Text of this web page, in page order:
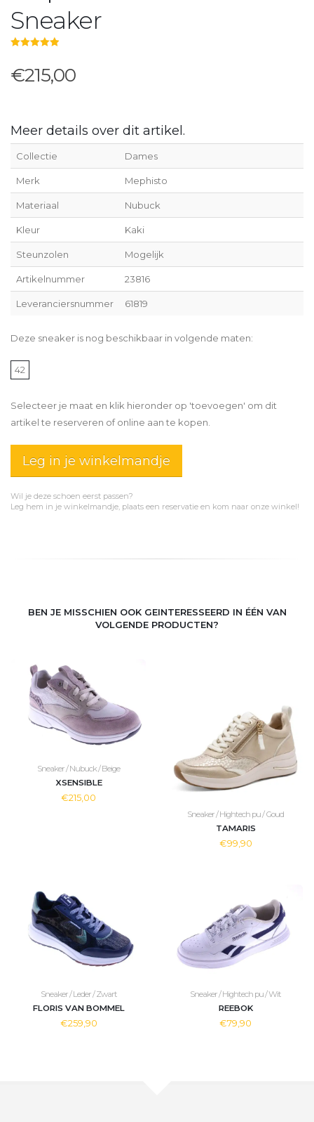
Sneaker
€215,00
Meer details over dit artikel.
Collectie Dames
Merk Mephisto
Materiaal Nubuck
Kleur Kaki
Steunzolen Mogelijk
Artikelnummer 23816
Leveranciersnummer 61819
Deze sneaker is nog beschikbaar in volgende maten:
42
Selecteer je maat en klik hieronder op 'toevoegen' om dit
artikel te reserveren of online aan te kopen.
Leg in je winkelmandje
Wil je deze schoen eerst passen?
Leg hem in je winkelmandje, plaats een reservatie en kom naar onze winkel!
BEN JE MISSCHIEN OOK GEINTERESSEERD IN ÉÉN VAN
VOLGENDE PRODUCTEN?
Sneaker / Nubuck / Beige
XSENSIBLE
€215,00
Sneaker / Hightech pu / Goud
TAMARIS
€99,90
Sneaker / Leder / Zwart
FLORIS VAN BOMMEL
€259,90
Sneaker / Hightech pu / Wit
REEBOK
€79,90